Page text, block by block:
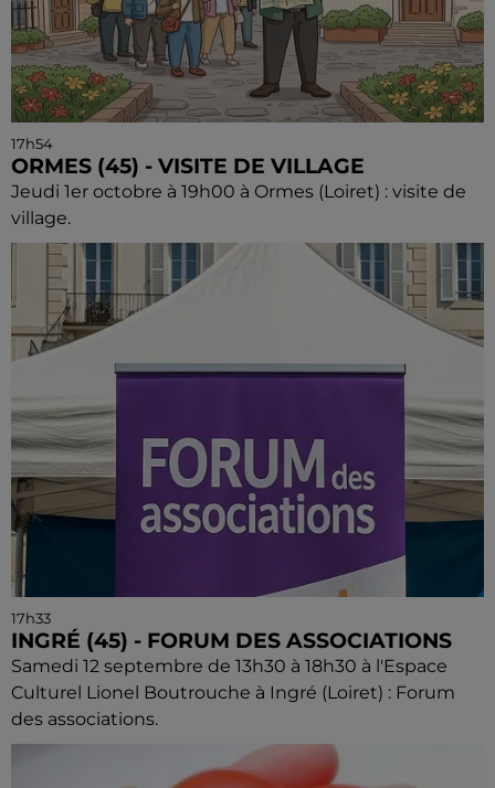
17h54
ORMES (45) - VISITE DE VILLAGE
Jeudi 1er octobre à 19h00 à Ormes (Loiret) : visite de
village.
17h33
INGRÉ (45) - FORUM DES ASSOCIATIONS
Samedi 12 septembre de 13h30 à 18h30 à l'Espace
Culturel Lionel Boutrouche à Ingré (Loiret) : Forum
des associations.